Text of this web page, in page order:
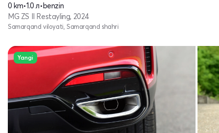
0 km•1.0 л•benzin
MG ZS II Restayling, 2024
Samarqand viloyati, Samarqand shahri
Yangi